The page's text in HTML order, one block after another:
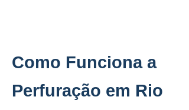
Como Funciona a
Perfuração em Rio